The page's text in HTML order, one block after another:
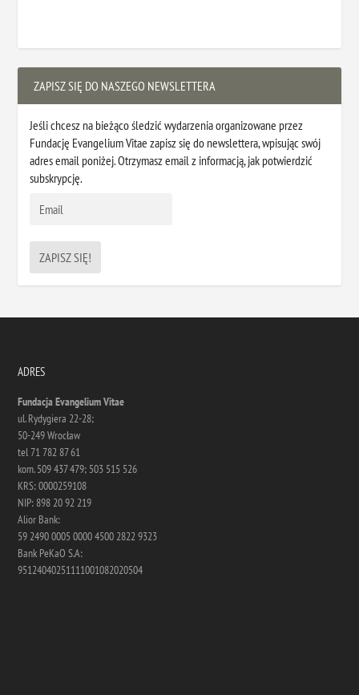
ZAPISZ SIĘ DO NASZEGO NEWSLETTERA
Jeśli chcesz na bieżąco śledzić wydarzenia organizowane przez
Fundację Evangelium Vitae zapisz się do newslettera, wpisując swój
adres email poniżej. Otrzymasz email z informacją, jak potwierdzić
subskrypcję.
ADRES
Fundacja Evangelium Vitae
ul. Rydygiera 22-28;
50-249 Wrocław
tel 71 782 87 61
kom. 509 437 479; 503 515 526
KRS: 0000259108
NIP: 898 20 92 219
Alior Bank:
59 2490 0005 0000 4500 2822 9323
Bank PeKaO S.A:
95124040251111001082020504